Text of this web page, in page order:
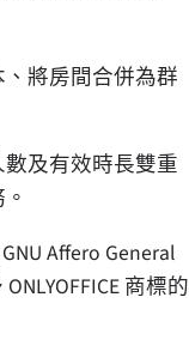
將房間合併為群
及有效時長雙重
Affero General
商標的